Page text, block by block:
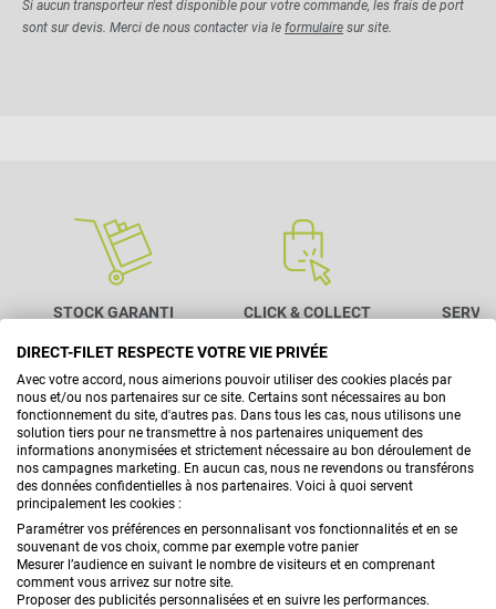
Si aucun transporteur n'est disponible pour votre commande, les frais de port
sont sur devis. Merci de nous contacter via le formulaire sur site.
STOCK GARANTI CLICK & COLLECT
PAIEMENT EN 4 FOIS
sans frais
LIVRAISON EXPRESS
en 24/48 heures
SATISFAIT
sous
DIRECT-FILET RESPECTE VOTRE VIE PRIVÉE
Avec votre accord, nous aimerions pouvoir utiliser des cookies placés par
nous et/ou nos partenaires sur ce site. Certains sont nécessaires au bon
fonctionnement du site, d'autres pas. Dans tous les cas, nous utilisons une
solution tiers pour ne transmettre à nos partenaires uniquement des
informations anonymisées et strictement nécessaire au bon déroulement de
nos campagnes marketing. En aucun cas, nous ne revendons ou transférons
des données confidentielles à nos partenaires. Voici à quoi servent
principalement les cookies :
Paramétrer vos préférences en personnalisant vos fonctionnalités et en se
souvenant de vos choix, comme par exemple votre panier
Mesurer l’audience en suivant le nombre de visiteurs et en comprenant
comment vous arrivez sur notre site.
Proposer des publicités personnalisées et en suivre les performances.